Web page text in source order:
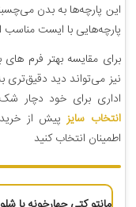
این پارچه‌ها به بدن
پارچه‌هایی با ایست مناسب
برای مقایسه بهتر فرم
نیز می‌تواند دید دقیق‌تری
اداری برای خود دچار
انتخاب سایزپیش از
اطمینان انتخاب کنید